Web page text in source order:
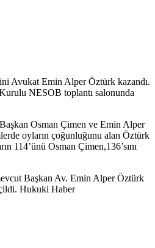
Avukat Emin Alper Öztürk kazandı.
NESOB toplantı salonunda
Osman Çimen ve Emin Alper
oyların çoğunluğunu alan Öztürk
114’ünü Osman Çimen,136’sını
Başkan Av. Emin Alper Öztürk
Hukuki Haber